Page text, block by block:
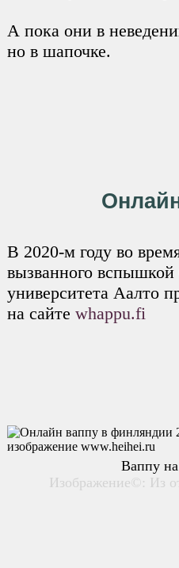
А пока они в
но в шапочке.
В 2020-м году во
вызванного
университета Аалто
на сайте whappu.fi
Ваппу
Изображение©: Из